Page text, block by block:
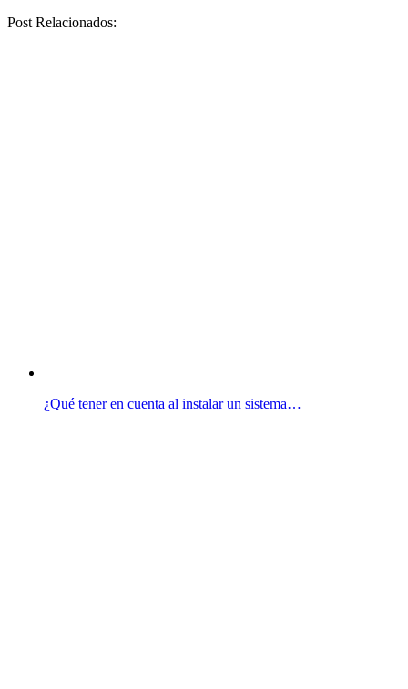
Post Relacionados:
¿Qué tener en cuenta al instalar un sistema…